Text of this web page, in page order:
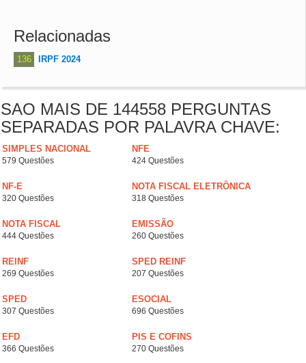
Relacionadas
136 IRPF 2024
SAO MAIS DE 144558 PERGUNTAS
SEPARADAS POR PALAVRA CHAVE:
SIMPLES NACIONAL
579 Questões
NFE
424 Questões
NF-E
320 Questões
NOTA FISCAL ELETRÔNICA
318 Questões
NOTA FISCAL
444 Questões
EMISSÃO
260 Questões
REINF
269 Questões
SPED REINF
207 Questões
SPED
307 Questões
ESOCIAL
696 Questões
EFD
366 Questões
PIS E COFINS
270 Questões